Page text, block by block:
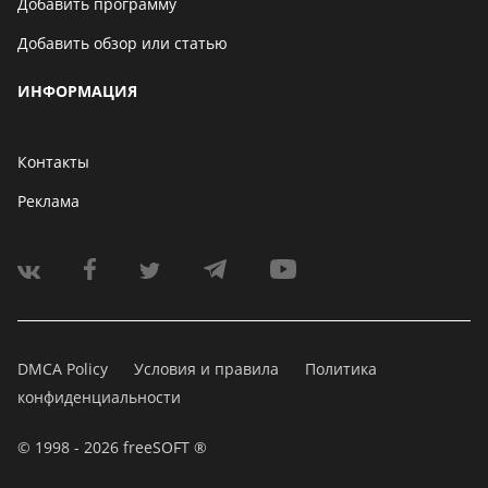
Добавить обзор или статью
ИНФОРМАЦИЯ
Контакты
Реклама
DMCA Policy Условия и правила
Политика
конфиденциальности
© 1998 - 2026 freeSOFT ®